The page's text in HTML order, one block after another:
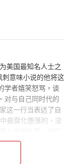
美国最知名人士之
刺意味小说的他将这
学者嬉笑怒骂，谈
对与自己同时代的
这一行当表达了自
最腐化堕落的，没
，我们必须承受这
活的讲述，他甚至